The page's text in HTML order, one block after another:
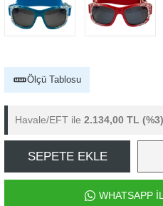
Ölçü Tablosu
Havale/EFT ile 2.134,00 TL (%3)
SEPETE EKLE
WHATSAPP